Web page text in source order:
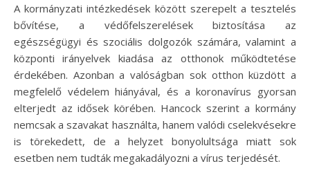
A kormányzati intézkedések között szerepelt a tesztelés
bővítése, a védőfelszerelések biztosítása az
egészségügyi és szociális dolgozók számára, valamint a
központi irányelvek kiadása az otthonok működtetése
érdekében. Azonban a valóságban sok otthon küzdött a
megfelelő védelem hiányával, és a koronavírus gyorsan
elterjedt az idősek körében. Hancock szerint a kormány
nemcsak a szavakat használta, hanem valódi cselekvésekre
is törekedett, de a helyzet bonyolultsága miatt sok
esetben nem tudták megakadályozni a vírus terjedését.